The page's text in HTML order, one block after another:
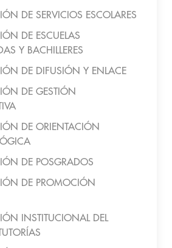
DE SERVICIOS ESCOLARES
DE ESCUELAS
Y BACHILLERES
DE DIFUSIÓN Y ENLACE
DE GESTIÓN
DE ORIENTACIÓN
DE POSGRADOS
DE PROMOCIÓN
INSTITUCIONAL DEL